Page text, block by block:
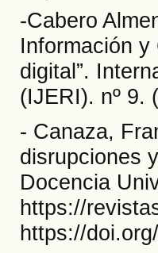
-Cabero
Información
digital”.
(IJERI). nº 9.
- Canaza,
disrupciones
Docencia
https://
https://